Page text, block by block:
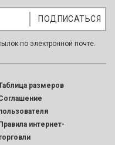
по электронной почте.
размеров
интернет-